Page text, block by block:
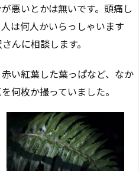
悪いとかは無いです。頭痛し
は何人かいらっしゃいます
んに相談します。
い紅葉した葉っぱなど、なか
何枚か撮っていました。